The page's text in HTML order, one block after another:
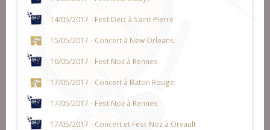
14/05/2017 - Fest Deiz à Saint-Pierre
15/05/2017 - Concert à New Orleans
16/05/2017 - Fest Noz à Rennes
17/05/2017 - Concert à Baton Rouge
17/05/2017 - Fest Noz à Rennes
17/05/2017 - Concert et Fest-Noz à Orvault